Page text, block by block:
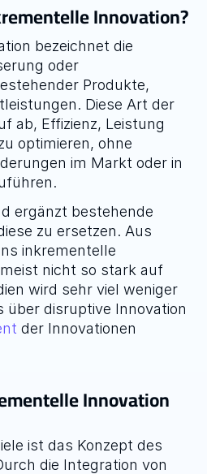
Innovation?
bezeichnet die
oder
Produkte,
Diese Art der
ab, Effizienz, Leistung
optimieren, ohne
im Markt oder in
ergänzt bestehende
zu ersetzen. Aus
inkrementelle
nicht so stark auf
wird sehr viel weniger
disruptive Innovation
der Innovationen
Innovation
ist das Konzept des
die Integration von